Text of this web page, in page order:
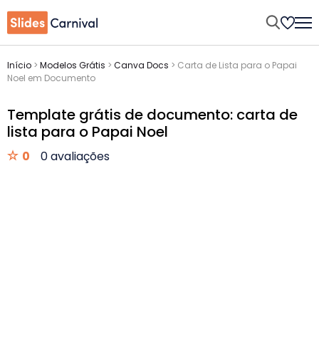
Início > Modelos Grátis > Canva Docs > Carta de Lista para o Papai
Noel em Documento
Template grátis de documento: carta de
lista para o Papai Noel
0 0 avaliações